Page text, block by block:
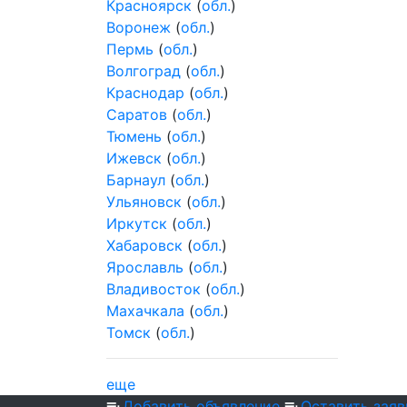
Красноярск (обл.)
Воронеж (обл.)
Пермь (обл.)
Волгоград (обл.)
Краснодар (обл.)
Саратов (обл.)
Тюмень (обл.)
Ижевск (обл.)
Барнаул (обл.)
Ульяновск (обл.)
Иркутск (обл.)
Хабаровск (обл.)
Ярославль (обл.)
Владивосток (обл.)
Махачкала (обл.)
Томск (обл.)
еще